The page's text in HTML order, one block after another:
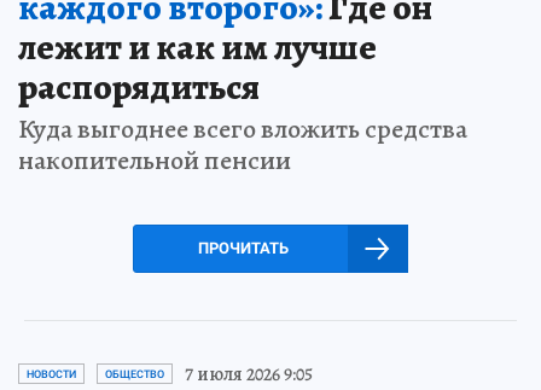
лежит и как им лучше
распорядиться
Куда выгоднее всего вложить средства
накопительной пенсии
ПРОЧИТАТЬ
НОВОСТИ ОБЩЕСТВО 7 июля 2026 9:05